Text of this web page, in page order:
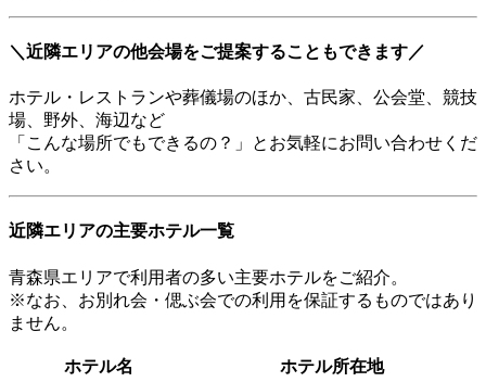
＼近隣エリアの他会場をご提案することもできます／
ホテル・レストランや葬儀場のほか、古民家、公会堂、競技
場、野外、海辺など
「こんな場所でもできるの？」とお気軽にお問い合わせくだ
さい。
近隣エリアの主要ホテル一覧
青森県エリアで利用者の多い主要ホテルをご紹介。
※なお、お別れ会・偲ぶ会での利用を保証するものではあり
ません。
ホテル名
ホテル所在地